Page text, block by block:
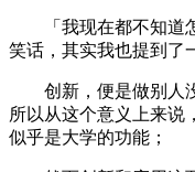
「我现在都不知道怎
笑话，其实我也提到了
创新，便是做别人没
所以从这个意义上来说
似乎是大学的功能；